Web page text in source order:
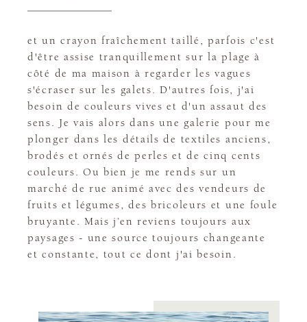
et un crayon fraîchement taillé, parfois c'est
d'être assise tranquillement sur la plage à
côté de ma maison à regarder les vagues
s'écraser sur les galets. D'autres fois, j'ai
besoin de couleurs vives et d'un assaut des
sens. Je vais alors dans une galerie pour me
plonger dans les détails de textiles anciens,
brodés et ornés de perles et de cinq cents
couleurs. Ou bien je me rends sur un
marché de rue animé avec des vendeurs de
fruits et légumes, des bricoleurs et une foule
bruyante. Mais j’en reviens toujours aux
paysages - une source toujours changeante
et constante, tout ce dont j'ai besoin.